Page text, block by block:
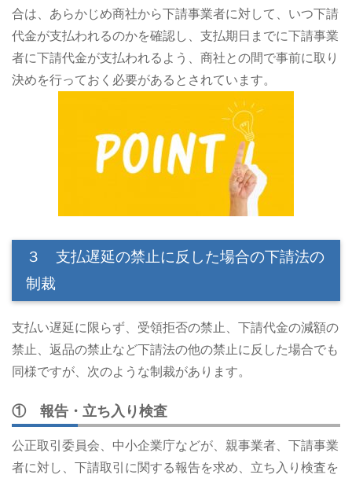
合は、あらかじめ商社から下請事業者に対して、いつ下請
代金が支払われるのかを確認し、支払期日までに下請事業
者に下請代金が支払われるよう、商社との間で事前に取り
決めを行っておく必要があるとされています。
３ 支払遅延の禁止に反した場合の下請法の
制裁
支払い遅延に限らず、受領拒否の禁止、下請代金の減額の
禁止、返品の禁止など下請法の他の禁止に反した場合でも
同様ですが、次のような制裁があります。
① 報告・立ち入り検査
公正取引委員会、中小企業庁などが、親事業者、下請事業
者に対し、下請取引に関する報告を求め、立ち入り検査を